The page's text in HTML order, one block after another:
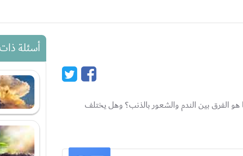
الفرق بين الندم والشعور بالذنب؟ وهل يختلف
أسئلة